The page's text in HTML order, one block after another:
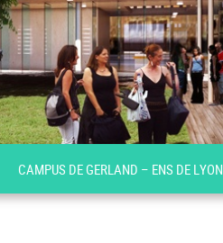
CAMPUS DE GERLAND – ENS DE LYON